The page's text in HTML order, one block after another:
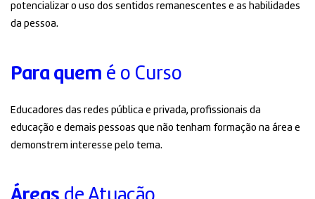
potencializar o uso dos sentidos remanescentes e as habilidades
da pessoa.
Para quem é o Curso
Educadores das redes pública e privada, profissionais da
educação e demais pessoas que não tenham formação na área e
demonstrem interesse pelo tema.